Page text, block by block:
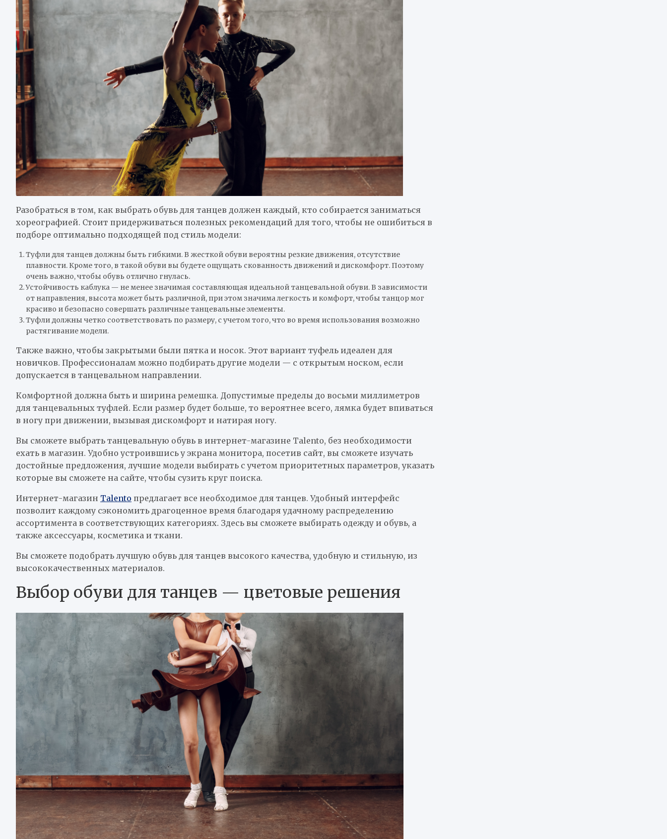
Разобраться в том, как выбрать обувь для танцев должен каждый, кто собирается заниматься
хореографией. Стоит придерживаться полезных рекомендаций для того, чтобы не ошибиться в
подборе оптимально подходящей под стиль модели:
Туфли для танцев должны быть гибкими. В жесткой обуви вероятны резкие движения, отсутствие
плавности. Кроме того, в такой обуви вы будете ощущать скованность движений и дискомфорт. Поэтому
очень важно, чтобы обувь отлично гнулась.
Устойчивость каблука — не менее значимая составляющая идеальной танцевальной обуви. В зависимости
от направления, высота может быть различной, при этом значима легкость и комфорт, чтобы танцор мог
красиво и безопасно совершать различные танцевальные элементы.
Туфли должны четко соответствовать по размеру, с учетом того, что во время использования возможно
растягивание модели.
Также важно, чтобы закрытыми были пятка и носок. Этот вариант туфель идеален для
новичков. Профессионалам можно подбирать другие модели — с открытым носком, если
допускается в танцевальном направлении.
Комфортной должна быть и ширина ремешка. Допустимые пределы до восьми миллиметров
для танцевальных туфлей. Если размер будет больше, то вероятнее всего, лямка будет впиваться
в ногу при движении, вызывая дискомфорт и натирая ногу.
Вы сможете выбрать танцевальную обувь в интернет-магазине Talento, без необходимости
ехать в магазин. Удобно устроившись у экрана монитора, посетив сайт, вы сможете изучать
достойные предложения, лучшие модели выбирать с учетом приоритетных параметров, указать
которые вы сможете на сайте, чтобы сузить круг поиска.
Интернет-магазин Talento предлагает все необходимое для танцев. Удобный интерфейс
позволит каждому сэкономить драгоценное время благодаря удачному распределению
ассортимента в соответствующих категориях. Здесь вы сможете выбирать одежду и обувь, а
также аксессуары, косметика и ткани.
Вы сможете подобрать лучшую обувь для танцев высокого качества, удобную и стильную, из
высококачественных материалов.
Выбор обуви для танцев — цветовые решения